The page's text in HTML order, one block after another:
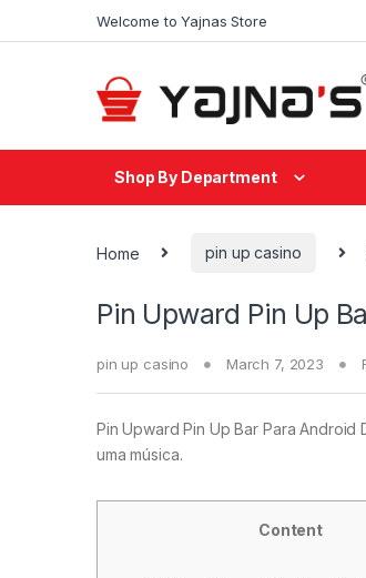
Welcome to Yajnas Store
Shop By Department
Home pin up casino
Pin Upward Pin Up
pin up casino March 7, 2023
Pin Upward Pin Up Bar Para
uma música.
Content